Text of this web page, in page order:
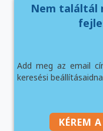
Nem találtál
Add meg az email
keresési
KÉREM